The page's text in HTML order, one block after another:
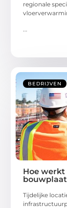
regionale
BEDRIJVEN
Hoe
Tijdelijke